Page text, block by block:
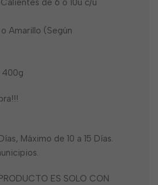
de 6 o 10u c/u
Amarillo (Según
400g
Máximo de 10 a 15 Días.
ES SOLO CON